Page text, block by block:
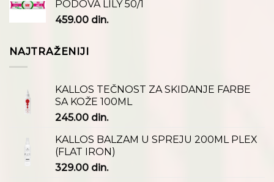
PODOVA LILY 50/1
459.00 din.
NAJTRAŽENIJI
KALLOS TEČNOST ZA SKIDANJE FARBE
SA KOŽE 100ML
245.00 din.
KALLOS BALZAM U SPREJU 200ML PLEX
(FLAT IRON)
329.00 din.